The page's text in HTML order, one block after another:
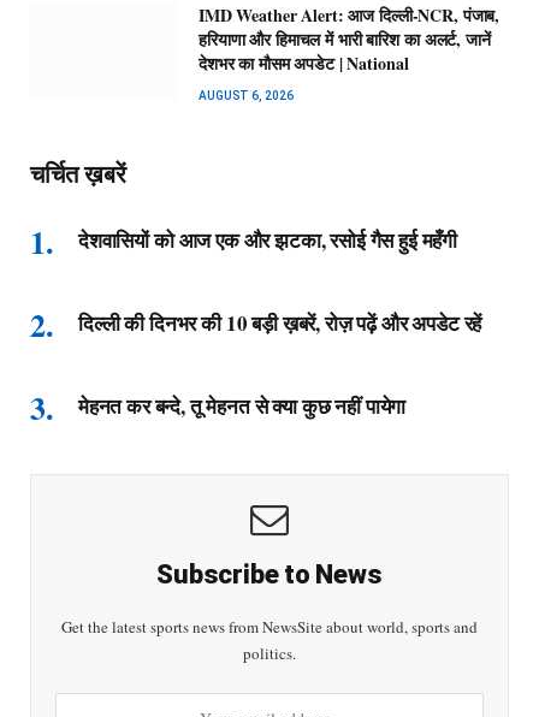
IMD Weather Alert: आज दिल्ली-NCR, पंजाब,
हरियाणा और हिमाचल में भारी बारिश का अलर्ट, जानें
देशभर का मौसम अपडेट | National
AUGUST 6, 2026
चर्चित ख़बरें
देशवासियों को आज एक और झटका, रसोई गैस हुई महँगी
दिल्ली की दिनभर की 10 बड़ी ख़बरें, रोज़ पढ़ें और अपडेट रहें
मेहनत कर बन्दे, तू मेहनत से क्या कुछ नहीं पायेगा
Subscribe to News
Get the latest sports news from NewsSite about world, sports and
politics.